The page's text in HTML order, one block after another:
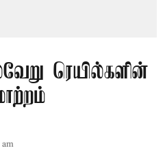
ரெயில்களின்